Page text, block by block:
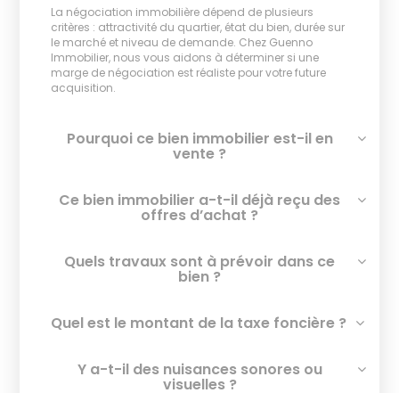
La négociation immobilière dépend de plusieurs
critères : attractivité du quartier, état du bien, durée sur
le marché et niveau de demande. Chez Guenno
Immobilier, nous vous aidons à déterminer si une
marge de négociation est réaliste pour votre future
acquisition.
Pourquoi ce bien immobilier est-il en
vente ?
Ce bien immobilier a-t-il déjà reçu des
offres d’achat ?
Quels travaux sont à prévoir dans ce
bien ?
Quel est le montant de la taxe foncière ?
Y a-t-il des nuisances sonores ou
visuelles ?